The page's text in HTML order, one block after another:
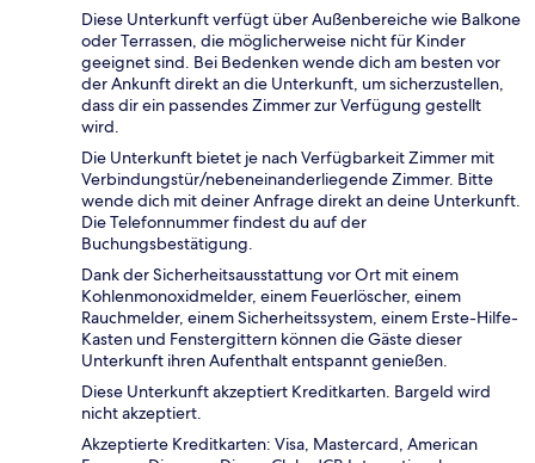
Diese Unterkunft verfügt über Außenbereiche wie Balkone
oder Terrassen, die möglicherweise nicht für Kinder
geeignet sind. Bei Bedenken wende dich am besten vor
der Ankunft direkt an die Unterkunft, um sicherzustellen,
dass dir ein passendes Zimmer zur Verfügung gestellt
wird.
Die Unterkunft bietet je nach Verfügbarkeit Zimmer mit
Verbindungstür/nebeneinanderliegende Zimmer. Bitte
wende dich mit deiner Anfrage direkt an deine Unterkunft.
Die Telefonnummer findest du auf der
Buchungsbestätigung.
Dank der Sicherheitsausstattung vor Ort mit einem
Kohlenmonoxidmelder, einem Feuerlöscher, einem
Rauchmelder, einem Sicherheitssystem, einem Erste-Hilfe-
Kasten und Fenstergittern können die Gäste dieser
Unterkunft ihren Aufenthalt entspannt genießen.
Diese Unterkunft akzeptiert Kreditkarten. Bargeld wird
nicht akzeptiert.
Akzeptierte Kreditkarten: Visa, Mastercard, American